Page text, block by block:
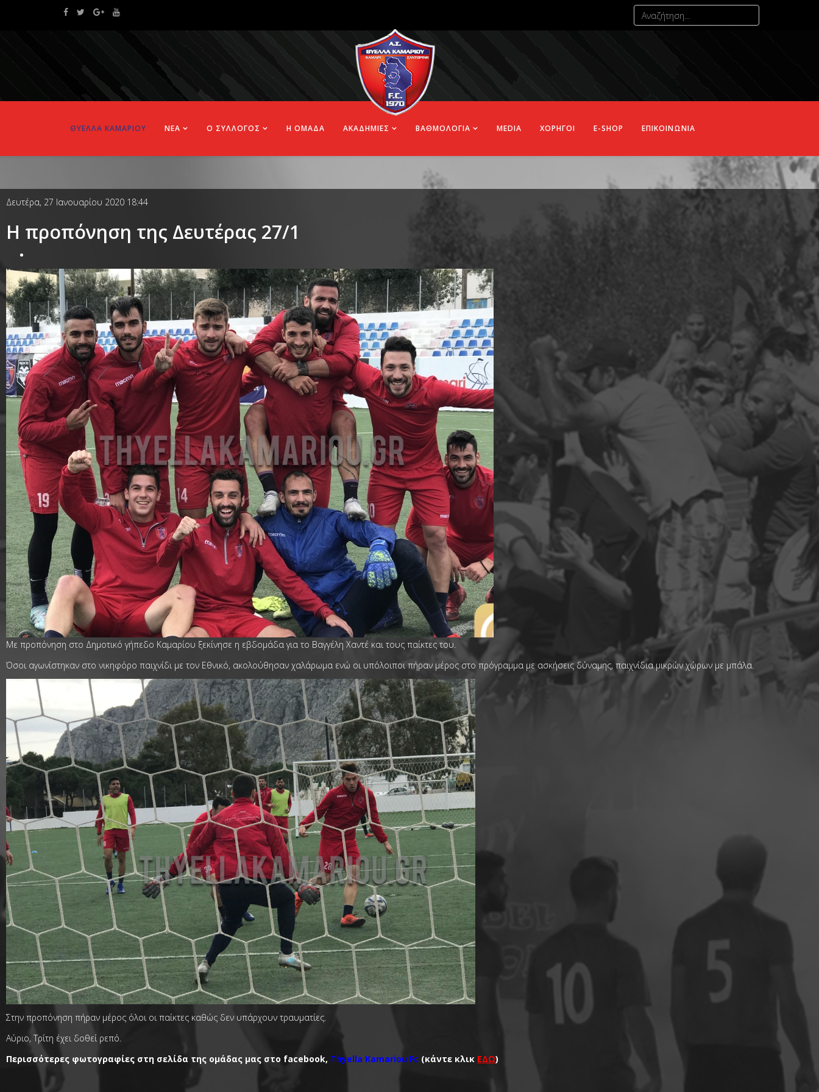
ΘΥΕΛΛΑ ΚΑΜΑΡΙΟΥ ΝΕΑ Ο ΣΥΛΛΟΓΟΣ Η ΟΜΑΔΑ ΑΚΑΔΗΜΙΕΣ ΒΑΘΜΟΛΟΓΙΑ MEDIA ΧΟΡΗΓΟΙ E-SHOP ΕΠΙΚΟΙΝΩΝΙΑ
Δευτέρα, 27 Ιανουαρίου 2020 18:44
Η προπόνηση της Δευτέρας 27/1
Με προπόνηση στο Δημοτικό γήπεδο Καμαρίου ξεκίνησε η εβδομάδα για το Βαγγέλη Χαντέ και τους παίκτες του.
Όσοι αγωνίστηκαν στο νικηφόρο παιχνίδι με τον Εθνικό, ακολούθησαν χαλάρωμα ενώ οι υπόλοιποι πήραν μέρος στο πρόγραμμα με ασκήσεις δύναμης, παιχνίδια μικρών χώρων με μπάλα.
Στην προπόνηση πήραν μέρος όλοι οι παίκτες καθώς δεν υπάρχουν τραυματίες.
Αύριο, Τρίτη έχει δοθεί ρεπό.
Περισσότερες φωτογραφίες στη σελίδα της ομάδας μας στο facebook, Thyella Kamariou Fc (κάντε κλικ ΕΔΩ)